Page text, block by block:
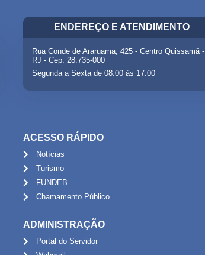
ENDEREÇO E ATENDIMENTO
Rua Conde de Araruama, 425 - Centro Quissamã -
RJ - Cep: 28.735-000
Segunda a Sexta de 08:00 às 17:00
ACESSO RÁPIDO
Notícias
Turismo
FUNDEB
Chamamento Público
ADMINISTRAÇÃO
Portal do Servidor